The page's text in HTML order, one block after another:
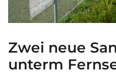
Zwei neue
unterm